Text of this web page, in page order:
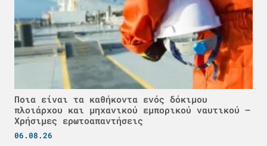
Ποια είναι τα καθήκοντα ενός δόκιμου
πλοιάρχου και μηχανικού εμπορικού ναυτικού –
Χρήσιμες ερωτοαπαντήσεις
06.08.26